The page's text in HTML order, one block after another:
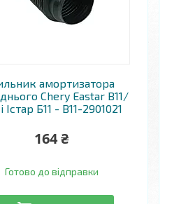
амортизатора
Chery Eastar B11/
Істар Б11 - B11-2901021
164 ₴
Готово до відправки